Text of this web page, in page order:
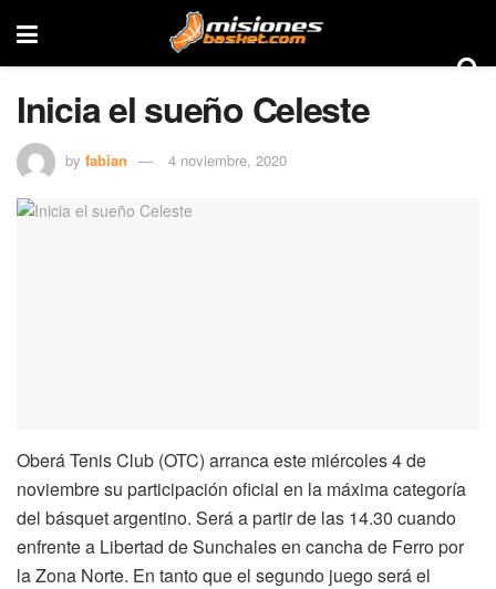
Inicia el sueño Celeste
by fabian 4 noviembre, 2020
Oberá Tenis Club (OTC) arranca este miércoles 4 de
noviembre su participación oficial en la máxima categoría
del básquet argentino. Será a partir de las 14.30 cuando
enfrente a Libertad de Sunchales en cancha de Ferro por
la Zona Norte. En tanto que el segundo juego será el